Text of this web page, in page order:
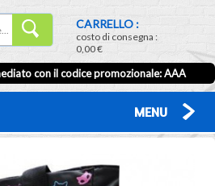
CARRELLO :
costo di consegna :
0,00 €
con il codice promozionale: AAA
MENU